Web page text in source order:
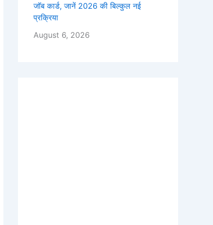
जॉब कार्ड, जानें 2026 की बिल्कुल नई
प्रक्रिया
August 6, 2026